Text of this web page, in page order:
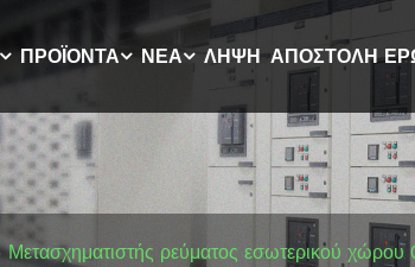
ΠΡΟΪΌΝΤΑ ΝΈΑ ΛΉΨΗ ΑΠΟΣΤΟΛΉ
Μετασχηματιστής ρεύματος εσωτερικού